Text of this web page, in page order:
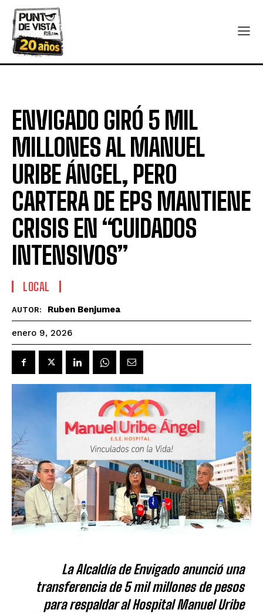
ENVIGADO GIRÓ 5 MIL
MILLONES AL MANUEL
URIBE ÁNGEL, PERO
CARTERA DE EPS MANTIENE
CRISIS EN “CUIDADOS
INTENSIVOS”
LOCAL
AUTOR: Ruben Benjumea
enero 9, 2026
La Alcaldía de Envigado anunció una
transferencia de 5 mil millones de pesos
para respaldar al Hospital Manuel Uribe